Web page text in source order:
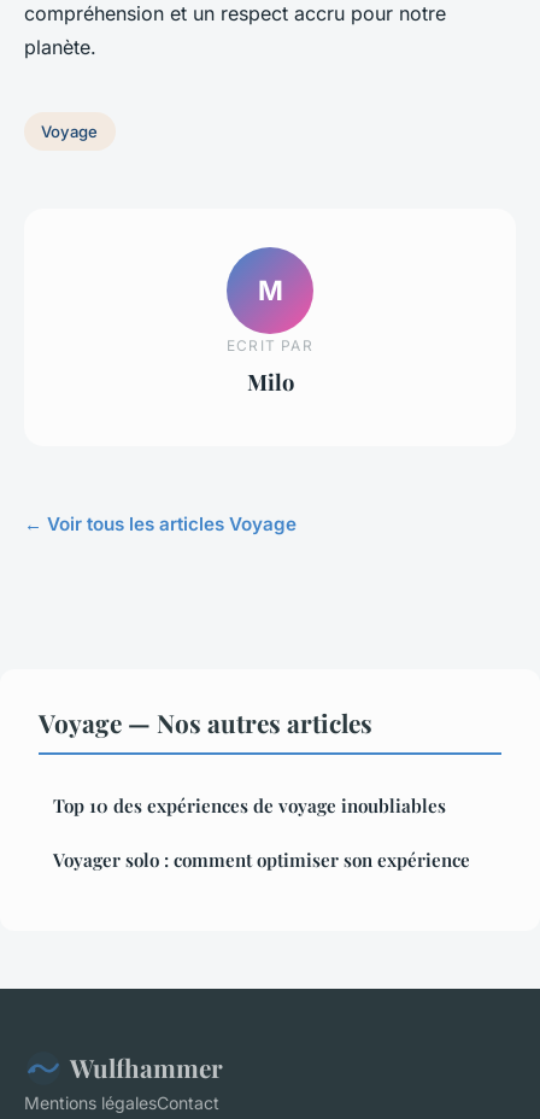
compréhension et un respect accru pour notre
planète.
Voyage
M
ECRIT PAR
Milo
← Voir tous les articles Voyage
Voyage — Nos autres articles
Top 10 des expériences de voyage inoubliables
Voyager solo : comment optimiser son expérience
Wulfhammer
Mentions légalesContact